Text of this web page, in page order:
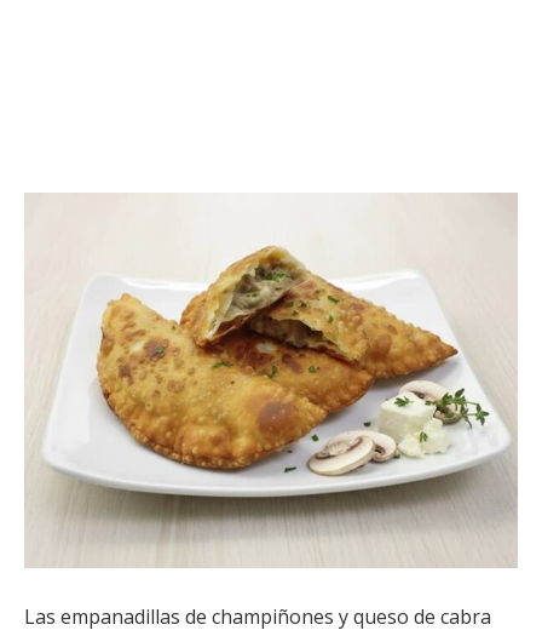
Las empanadillas de champiñones y queso de cabra